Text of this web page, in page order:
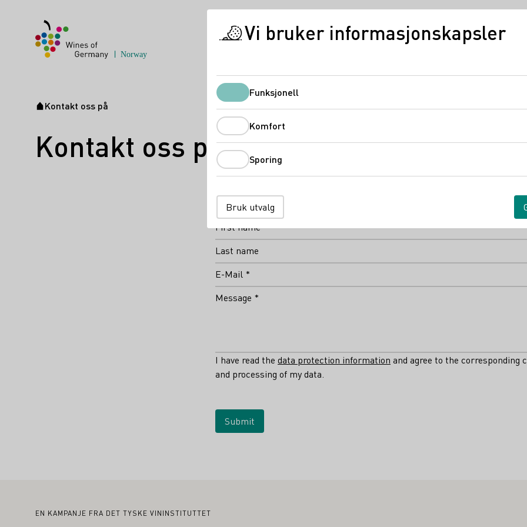
Startside
Kontakt oss på
Kontakt oss på
The fields marked with * are required.
Salutation
First name
Last name
E-Mail *
Message *
I have read the data protection information and agree to the corresponding
and processing of my data.
Submit
Bunntekst
EN KAMPANJE FRA DET TYSKE VININSTITUTTET
Vi bruker informasjonskapsler
FunksjonellFunksjonell
Komfort
Sporing
Bruk utvalg